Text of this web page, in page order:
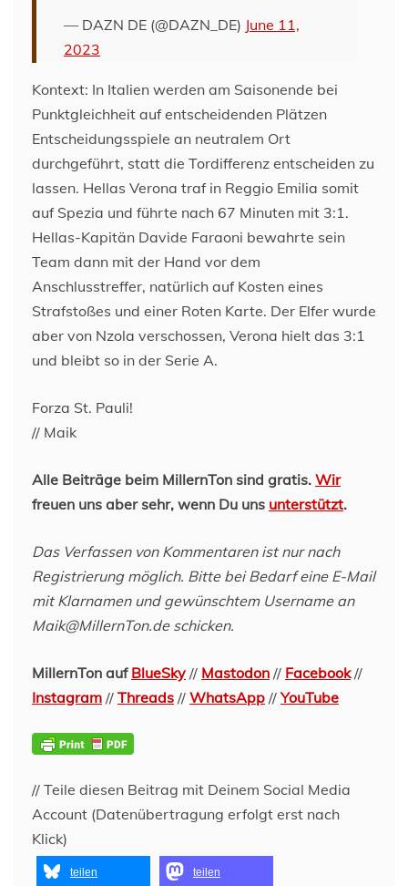
— DAZN DE (@DAZN_DE) June 11,
2023
Kontext: In Italien werden am Saisonende bei
Punktgleichheit auf entscheidenden Plätzen
Entscheidungsspiele an neutralem Ort
durchgeführt, statt die Tordifferenz entscheiden zu
lassen. Hellas Verona traf in Reggio Emilia somit
auf Spezia und führte nach 67 Minuten mit 3:1.
Hellas-Kapitän Davide Faraoni bewahrte sein
Team dann mit der Hand vor dem
Anschlusstreffer, natürlich auf Kosten eines
Strafstoßes und einer Roten Karte. Der Elfer wurde
aber von Nzola verschossen, Verona hielt das 3:1
und bleibt so in der Serie A.
Forza St. Pauli!
// Maik
Alle Beiträge beim MillernTon sind gratis. Wir
freuen uns aber sehr, wenn Du uns unterstützt.
Das Verfassen von Kommentaren ist nur nach
Registrierung möglich. Bitte bei Bedarf eine E-Mail
mit Klarnamen und gewünschtem Username an
Maik@MillernTon.de schicken.
MillernTon auf BlueSky // Mastodon // Facebook//
Instagram // Threads // WhatsApp //YouTube
// Teile diesen Beitrag mit Deinem Social Media
Account (Datenübertragung erfolgt erst nach
Klick)
teilen teilen